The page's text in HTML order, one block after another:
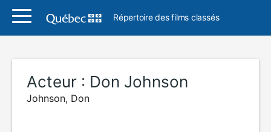
Répertoire des films classés
Acteur : Don Johnson
Johnson, Don